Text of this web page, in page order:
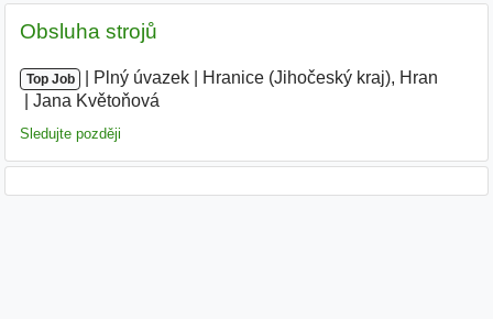
Obsluha strojů
Top Job Plný úvazek Hranice (Jihočeský kraj), Hran
Jana Květoňová
Sledujte později